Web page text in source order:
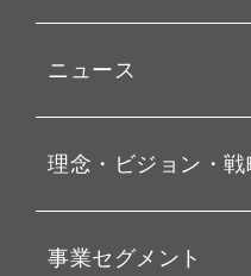
ニュース
お知らせ
動画配信
理念・ビジョン・戦
経営理念
事業セグメント